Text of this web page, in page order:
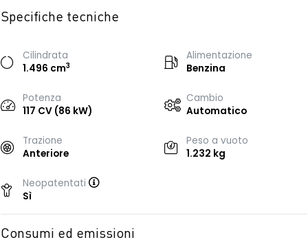
Specifiche tecniche
Cilindrata
1.496 cm3
Alimentazione
Benzina
Potenza
117 CV (86 kW)
Cambio
Automatico
Trazione
Anteriore
Peso a vuoto
1.232 kg
Neopatentati
Sì
Consumi ed emissioni